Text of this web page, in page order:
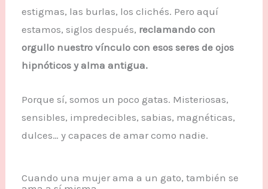
estigmas, las burlas, los clichés. Pero aquí
estamos, siglos después, reclamando con
orgullo nuestro vínculo con esos seres de ojos
hipnóticos y alma antigua.
Porque sí, somos un poco gatas. Misteriosas,
sensibles, impredecibles, sabias, magnéticas,
dulces… y capaces de amar como nadie.
Cuando una mujer ama a un gato, también se